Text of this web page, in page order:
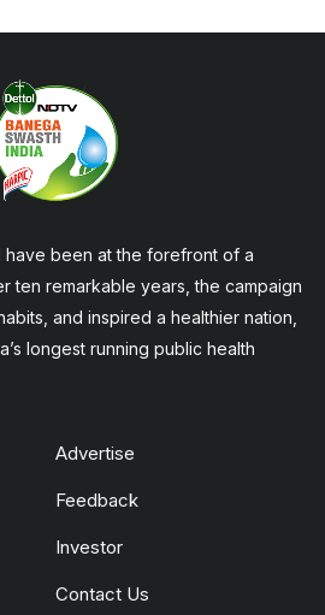
have been at the forefront of a
ten remarkable years, the campaign
and inspired a healthier nation,
longest running public health
Advertise
Feedback
Investor
Contact Us